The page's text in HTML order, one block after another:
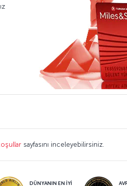
sayfasını inceleyebilirsiniz.
DÜNYANIN EN İYİ